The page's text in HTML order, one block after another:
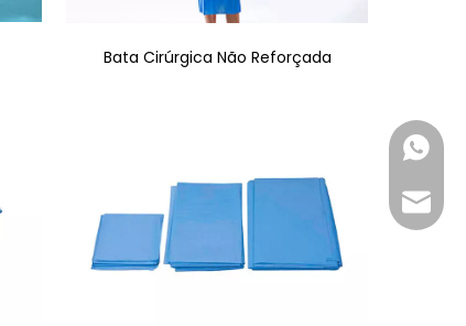
Bata Cirúrgica Não Reforçada
+86-